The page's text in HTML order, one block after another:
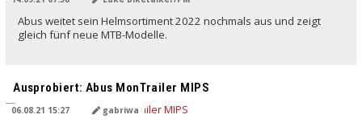
Abus weitet sein Helmsortiment 2022 nochmals aus und zeigt
gleich fünf neue MTB-Modelle.
Ausprobiert: Abus MonTrailer MIPS
06.08.21 15:27 gabriwa